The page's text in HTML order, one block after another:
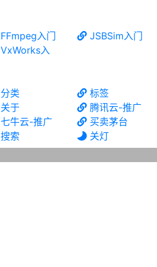
FFmpeg入门
JSBSim入门
VxWorks入
分类
标签
关于
腾讯云-推广
七牛云-推广
买卖茅台
搜索 关灯